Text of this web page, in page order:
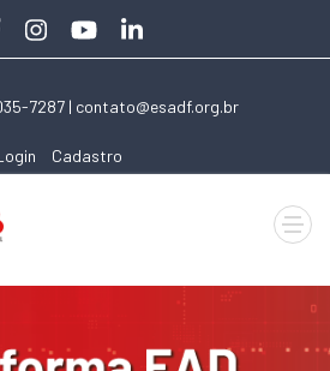
7287 | contato@esadf.org.br
Cadastro